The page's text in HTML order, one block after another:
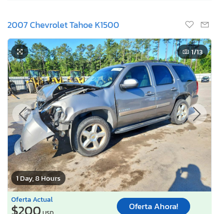
2007 Chevrolet Tahoe K1500
1 Day, 8 Hours
1/13
Oferta Actual
Oferta Ahora!